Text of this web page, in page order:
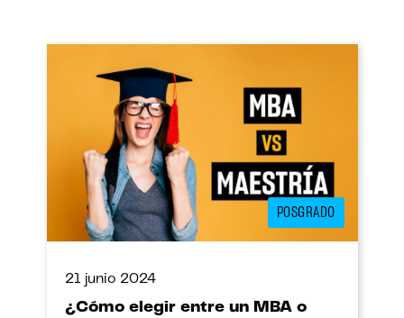
POSGRADO
21 junio 2024
¿Cómo elegir entre un MBA o